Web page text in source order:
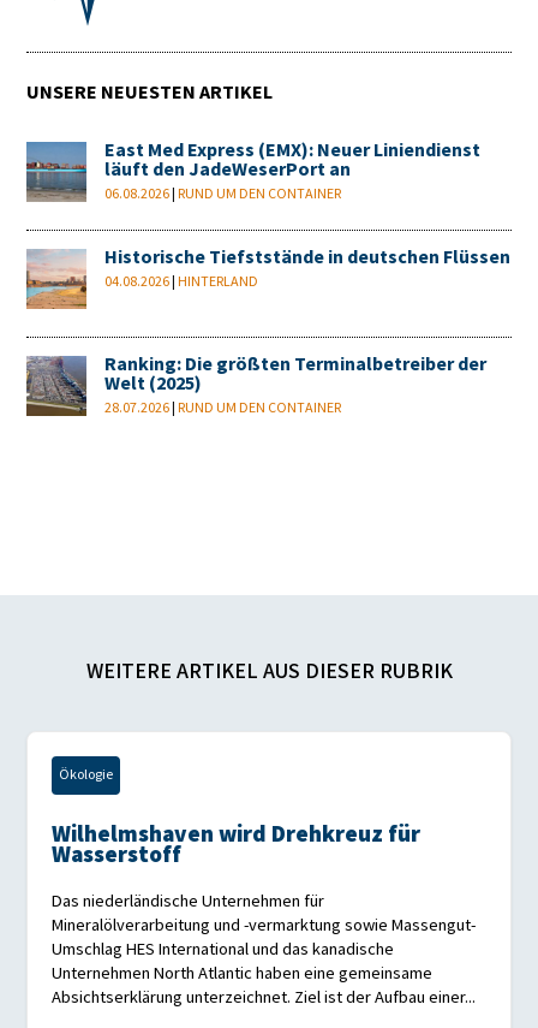
UNSERE NEUESTEN ARTIKEL
East Med Express (EMX): Neuer Liniendienst
läuft den JadeWeserPort an
06.08.2026 |RUND UM DEN CONTAINER
Historische Tiefststände in deutschen Flüssen
04.08.2026 |HINTERLAND
Ranking: Die größten Terminalbetreiber der
Welt (2025)
28.07.2026 |RUND UM DEN CONTAINER
WEITERE ARTIKEL AUS DIESER RUBRIK
Ökologie
Wilhelmshaven wird Drehkreuz für
Wasserstoff
Das niederländische Unternehmen für
Mineralölverarbeitung und -vermarktung sowie Massengut-
Umschlag HES International und das kanadische
Unternehmen North Atlantic haben eine gemeinsame
Absichtserklärung unterzeichnet. Ziel ist der Aufbau einer...